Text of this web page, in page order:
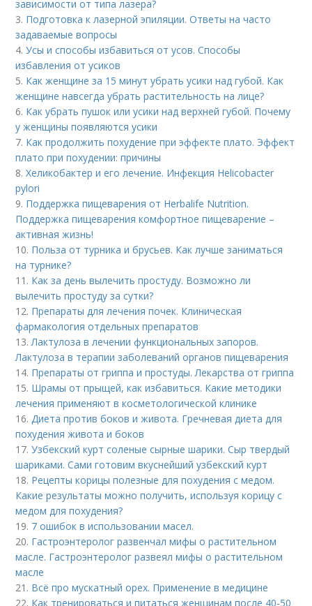
зависимости от типа лазера?
3. Подготовка к лазерной эпиляции. Ответы на часто
задаваемые вопросы
4.Усы и способы избавиться от усов. Способы
избавления от усиков
5. Как женщине за 15 минут убрать усики над губой. Как
женщине навсегда убрать растительность на лице?
6. Как убрать пушок или усики над верхней губой. Почему
у женщины появляются усики
7. Как продолжить похудение при эффекте плато. Эффект
плато при похудении: причины
8.Хеликобактер и его лечение. Инфекция Helicobacter
pylori
9. Поддержка пищеварения от Herbalife Nutrition.
Поддержка пищеварения комфортное пищеварение –
активная жизнь!
10. Польза от турника и брусьев. Как лучше заниматься
на турнике?
11. Как за день вылечить простуду. Возможно ли
вылечить простуду за сутки?
12. Препараты для лечения почек. Клиническая
фармакология отдельных препаратов
13.Лактулоза в лечении функциональных запоров.
Лактулоза в терапии заболеваний органов пищеварения
14. Препараты от гриппа и простуды. Лекарства от гриппа
15. Шрамы от прыщей, как избавиться. Какие методики
лечения применяют в косметологической клинике
16.Диета против боков и живота. Гречневая диета для
похудения живота и боков
17.Узбекский курт соленые сырные шарики. Сыр твердый
шариками. Сами готовим вкуснейший узбекский курт
18. Рецепты корицы полезные для похудения с медом.
Какие результаты можно получить, используя корицу с
медом для похудения?
19. 7 ошибок в использовании масел.
20. Гастроэнтеролог развенчал мифы о растительном
масле. Гастроэнтеролог развеял мифы о растительном
масле
21. Всё про мускатный орех. Применение в медицине
22. Как тренироваться и питаться женщинам после 40-50